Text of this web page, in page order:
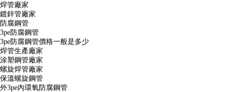
焊管廠家
鍍鋅管廠家
防腐鋼管
3pe防腐鋼管
3pe防腐鋼管價格一般是多少
焊管生產廠家
涂塑鋼管廠家
螺旋焊管廠家
保溫螺旋鋼管
外3pe內環氧防腐鋼管